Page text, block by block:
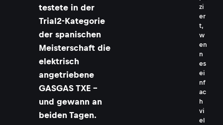
testete in der
Trial2-Kategorie
der spanischen
Meisterschaft die
elektrisch
angetriebene
GASGAS TXE –
und gewann an
beiden Tagen.
zi
er
t,
w
en
n
es
ei
nf
ac
h
vi
el